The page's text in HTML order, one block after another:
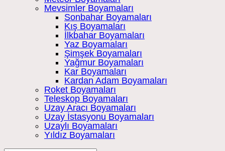
Mevsimler Boyamaları
Sonbahar Boyamaları
Kış Boyamaları
İlkbahar Boyamaları
Yaz Boyamaları
Şimşek Boyamaları
Yağmur Boyamaları
Kar Boyamaları
Kardan Adam Boyamaları
Roket Boyamaları
Teleskop Boyamaları
Uzay Aracı Boyamaları
Uzay İstasyonu Boyamaları
Uzaylı Boyamaları
Yıldız Boyamaları